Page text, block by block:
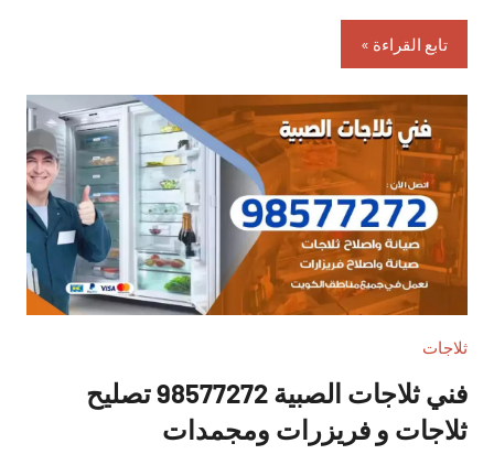
تابع القراءة
ثلاجات
فني ثلاجات الصبية 98577272 تصليح
ثلاجات و فريزرات ومجمدات